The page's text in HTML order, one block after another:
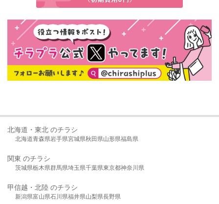
北海道・東北 のチラシ
北海道青森県岩手県宮城県秋田県山形県福島県
関東 のチラシ
茨城県栃木県群馬県埼玉県千葉県東京都神奈川県
甲信越・北陸 のチラシ
新潟県富山県石川県福井県山梨県長野県